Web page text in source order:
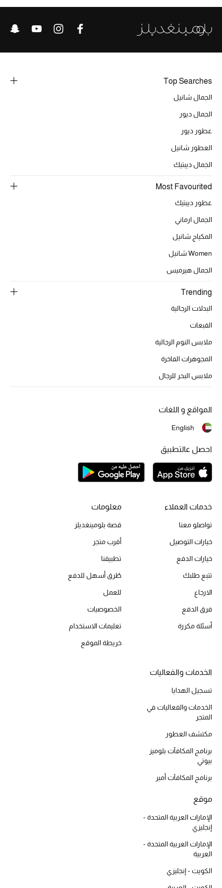
حقائب وأحذية متطابقة
هدايا للنساء
جميع الملابس النسائية
جميع الحقائب النسائية
جميع الإكسسورات النسائية
تسوقوا للنساء
الحقائب النسائية
حقائب رجالية
حقائب الأطفال
تسوقوا الحقائب
أحذية النسائية
الأحذية الرجالية
أحذية للأطفال
تسوقوا الأحذية
خصومات
جميع مستحضرات الجمال
الجديد في عالم الجمال
الأكثر مبيعاً
العطور
مكتشف العطور
Top Searches
الجمال شانيل
الجمال ديور
عطور ديور
العطور شانيل
الجمال ديبتيك
Most Favourited
عطور ديبتيك
الجمال ارماني
المكياج شانيل
Women شانيل
الجمال هيرميس
Trending
البدلات الرجالية
القبعات
ملابس النوم الرجالية
المجوهرات الفاخرة
ملابس البحر للرجال
خدمات العملاء
تواصلو معنا
خيارات التوصيل
خيارات الدفع
تتبع طلبك
الارجاع
فرق الدفع
أسئلة مكررة
معلومات
قصة بلومينغديلز
أقرب متجر
تطبيقنا
طُرق أسهل للدفع
للعمل
الخصوصيات
تعليمات الاستخدام
خريطة الموقع
الخدمات والفعاليات
تسجيل الهدايا
الخدمات والفعاليات في
المتجر
مكتشف العطور
برنامج المكافآت بلوميز
بيوتي
برنامج المكافآت أمبر
موقع
الإمارات العربية المتحدة -
إنجليزي
الإمارات العربية المتحدة -
العربية
الكويت - إنجليزي
المواقع و اللغات
English
احصل عالتطبيق